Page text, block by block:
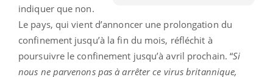
indiquer que non.
Le pays, qui vient d’annoncer une prolongation du
confinement jusqu’à la fin du mois, réfléchit à
poursuivre le confinement jusqu’à avril prochain. “Si
nous ne parvenons pas à arrêter ce virus britannique,